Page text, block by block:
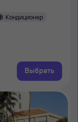
Кондиционер
Выбрать